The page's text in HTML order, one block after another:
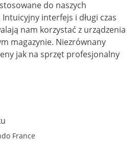
do naszych
interfejs i długi czas
nam korzystać z urządzenia
magazynie. Niezrównany
jak na sprzęt profesjonalny
France